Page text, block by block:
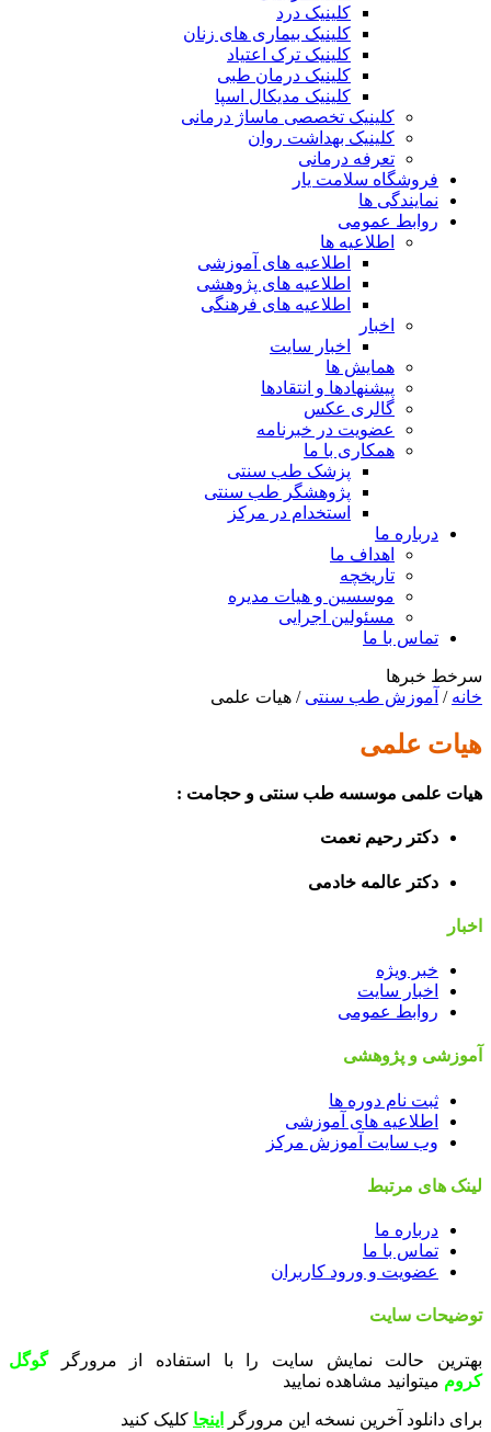
کلینیک درد
کلینیک بیماری های زنان
کلینیک ترک اعتیاد
کلینیک درمان طبی
کلینیک مدیکال اسپا
کلینیک تخصصی ماساژ درمانی
کلینیک بهداشت روان
تعرفه درمانی
فروشگاه سلامت یار
نمایندگی ها
روابط عمومی
اطلاعیه ها
اطلاعیه های آموزشی
اطلاعیه های پژوهشی
اطلاعیه های فرهنگی
اخبار
اخبار سایت
همایش ها
پیشنهادها و انتقادها
گالری عکس
عضویت در خبرنامه
همکاری با ما
پزشک طب سنتی
پژوهشگر طب سنتی
استخدام در مرکز
درباره ما
اهداف ما
تاریخچه
موسسین و هیات مدیره
مسئولین اجرایی
تماس با ما
سرخط خبرها
خانه / آموزش طب سنتی / هیات علمی
هیات علمی
هیات علمی موسسه طب سنتی و حجامت :
دکتر رحیم نعمت
دکتر عالمه خادمی
اخبار
خبر ویژه
اخبار سایت
روابط عمومی
آموزشی و پژوهشی
ثبت نام دوره ها
اطلاعیه های آموزشی
وب سایت آموزش مرکز
لینک های مرتبط
درباره ما
تماس با ما
عضویت و ورود کاربران
توضیحات سایت
بهترین حالت نمایش سایت را با استفاده از مرورگرگوگل
کروم میتوانید مشاهده نمایید
برای دانلود آخرین نسخه این مرورگر اینجا کلیک کنید